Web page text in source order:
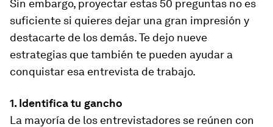
Sin embargo, proyectar estas 50 preguntas no es
suficiente si quieres dejar una gran impresión y
destacarte de los demás. Te dejo nueve
estrategias que también te pueden ayudar a
conquistar esa entrevista de trabajo.
1. Identifica tu gancho
La mayoría de los entrevistadores se reúnen con